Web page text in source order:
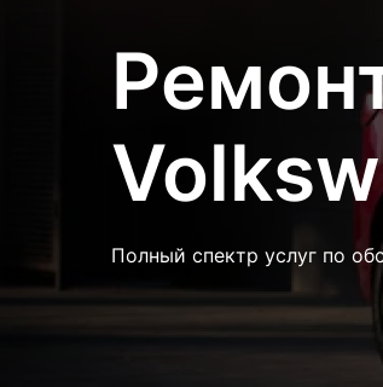
Полный спектр услуг по